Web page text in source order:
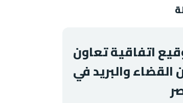
اتفاقية تعاون
القضاء والبريد في